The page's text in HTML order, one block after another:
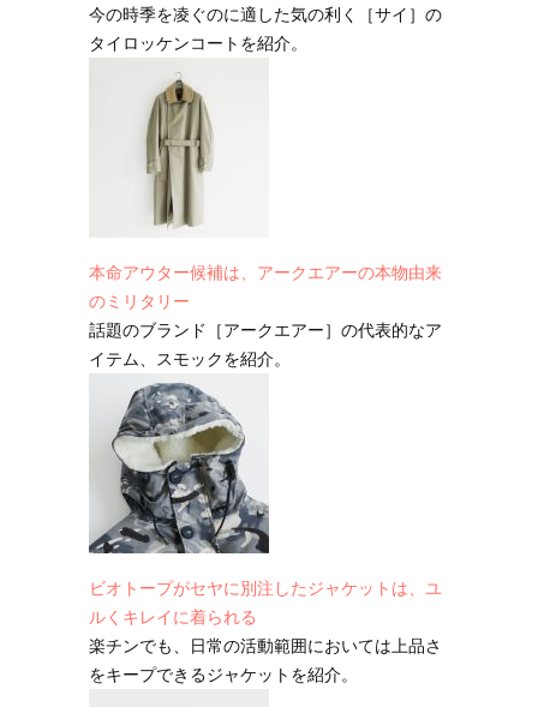
今の時季を凌ぐのに適した気の利く［サイ］の
タイロッケンコートを紹介。
本命アウター候補は、アークエアーの本物由来
のミリタリー
話題のブランド［アークエアー］の代表的なア
イテム、スモックを紹介。
ビオトープがセヤに別注したジャケットは、ユ
ルくキレイに着られる
楽チンでも、日常の活動範囲においては上品さ
をキープできるジャケットを紹介。